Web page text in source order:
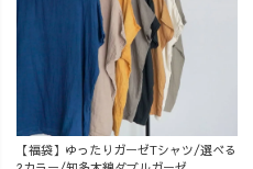
【福袋】ゆったりガーゼTシャツ/選べる